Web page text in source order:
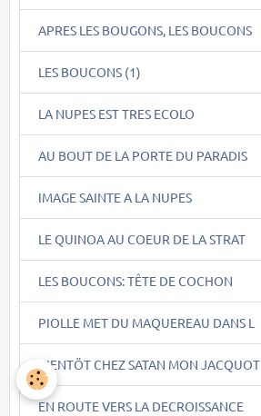
APRES LES BOUGONS, LES BOUCONS
LES BOUCONS (1)
LA NUPES EST TRES ECOLO
AU BOUT DE LA PORTE DU PARADIS
IMAGE SAINTE A LA NUPES
LE QUINOA AU COEUR DE LA STRAT
LES BOUCONS: TÊTE DE COCHON
PIOLLE MET DU MAQUEREAU DANS L
BIENTÖT CHEZ SATAN MON JACQUOT
EN ROUTE VERS LA DECROISSANCE